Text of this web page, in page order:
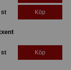
st Köp
st Köp